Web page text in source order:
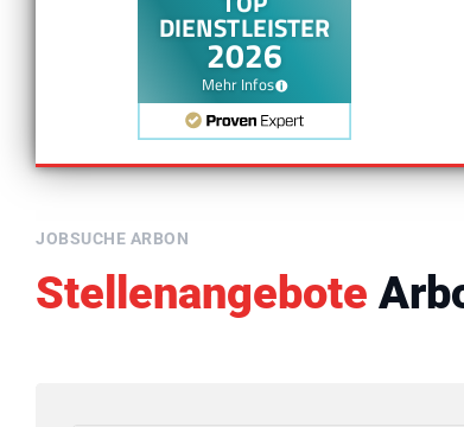
JOBSUCHE ARBON
Stellenangebote